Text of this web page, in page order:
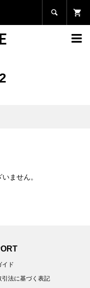


ません。
イド
引法に基づく表記